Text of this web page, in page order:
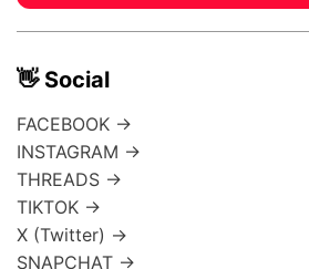
👋 Social
FACEBOOK →
INSTAGRAM →
THREADS →
TIKTOK →
X (Twitter) →
SNAPCHAT →